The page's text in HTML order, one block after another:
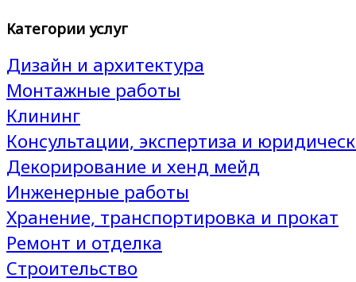
Категории услуг
Дизайн и архитектура
Монтажные работы
Клининг
Консультации, экспертиза и
Декорирование и хенд мейд
Инженерные работы
Хранение, транспортировка и прокат
Ремонт и отделка
Строительство